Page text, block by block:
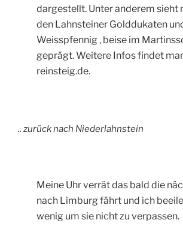
dargestellt. Unter anderem sieht
den Lahnsteiner Golddukaten
Weisspfennig , beise im
geprägt. Weitere Infos findet
reinsteig.de.
.. zurück nach Niederlahnstein
Meine Uhr verrät das bald die
nach Limburg fährt und ich
wenig um sie nicht zu verpassen.